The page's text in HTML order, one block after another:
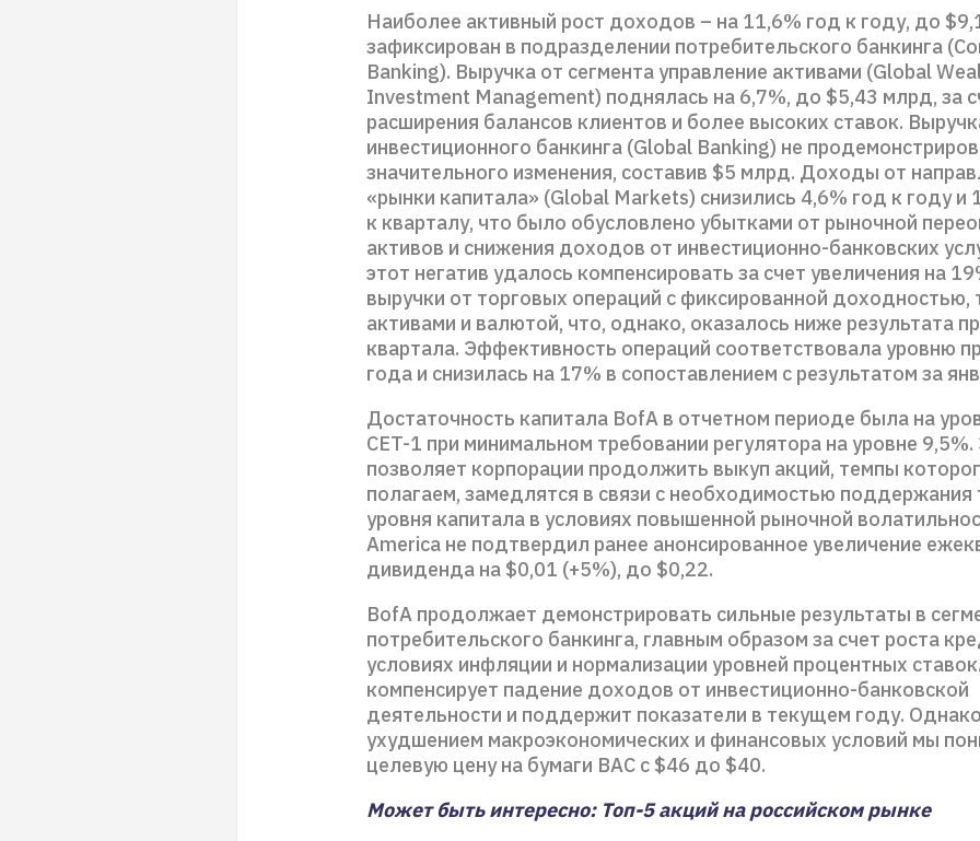
Наиболее активный рост доходов – на 11,6% год к году, до
зафиксирован в подразделении потребительского банкинга
Banking). Выручка от сегмента управление активами (Global
Investment Management) поднялась на 6,7%, до $5,43 млрд, за
расширения балансов клиентов и более высоких ставок.
инвестиционного банкинга (Global Banking) не
значительного изменения, составив $5 млрд. Доходы от
«рынки капитала» (Global Markets) снизились 4,6% год к году и
к кварталу, что было обусловлено убытками от рыночной
активов и снижения доходов от инвестиционно-банковских
этот негатив удалось компенсировать за счет увеличения на
выручки от торговых операций с фиксированной доходностью,
активами и валютой, что, однако, оказалось ниже результата
квартала. Эффективность операций соответствовала уровню
года и снизилась на 17% в сопоставлением с результатом за
Достаточность капитала BofA в отчетном периоде была на
CET-1 при минимальном требовании регулятора на уровне 9,5%.
позволяет корпорации продолжить выкуп акций, темпы
полагаем, замедлятся в связи с необходимостью поддержания
уровня капитала в условиях повышенной рыночной
America не подтвердил ранее анонсированное увеличение
дивиденда на $0,01 (+5%), до $0,22.
BofA продолжает демонстрировать сильные результаты в
потребительского банкинга, главным образом за счет роста
условиях инфляции и нормализации уровней процентных
компенсирует падение доходов от инвестиционно-банковской
деятельности и поддержит показатели в текущем году. Однако
ухудшением макроэкономических и финансовых условий мы
целевую цену на бумаги BAC с $46 до $40.
Может быть интересно: Топ-5 акций на российском рынке